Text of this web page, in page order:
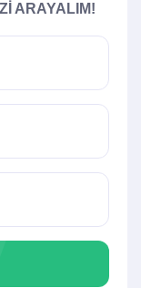
ARAYALIM!